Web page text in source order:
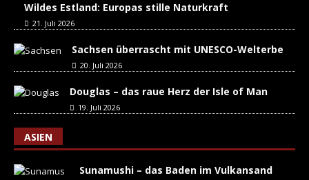
Wildes Estland: Europas stille Naturkraft
21. Juli 2026
Sachsen überrascht mit UNESCO-Welterbe
20. Juli 2026
Douglas – das raue Herz der Isle of Man
19. Juli 2026
ASIEN
Sunamushi – das Baden im Vulkansand